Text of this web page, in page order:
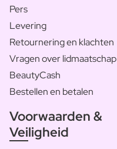
Pers
Levering
Retournering en klachten
Vragen over lidmaatschap
BeautyCash
Bestellen en betalen
Voorwaarden &
Veiligheid